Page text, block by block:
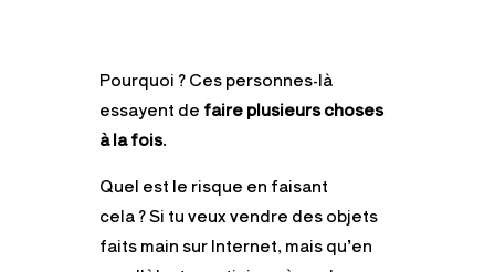
Pourquoi ?Ces personnes-là
essayent de faire plusieurs choses
à la fois.
Quel est le risque en faisant
cela ?Si tu veux vendre des objets
faits main sur Internet, mais qu’en